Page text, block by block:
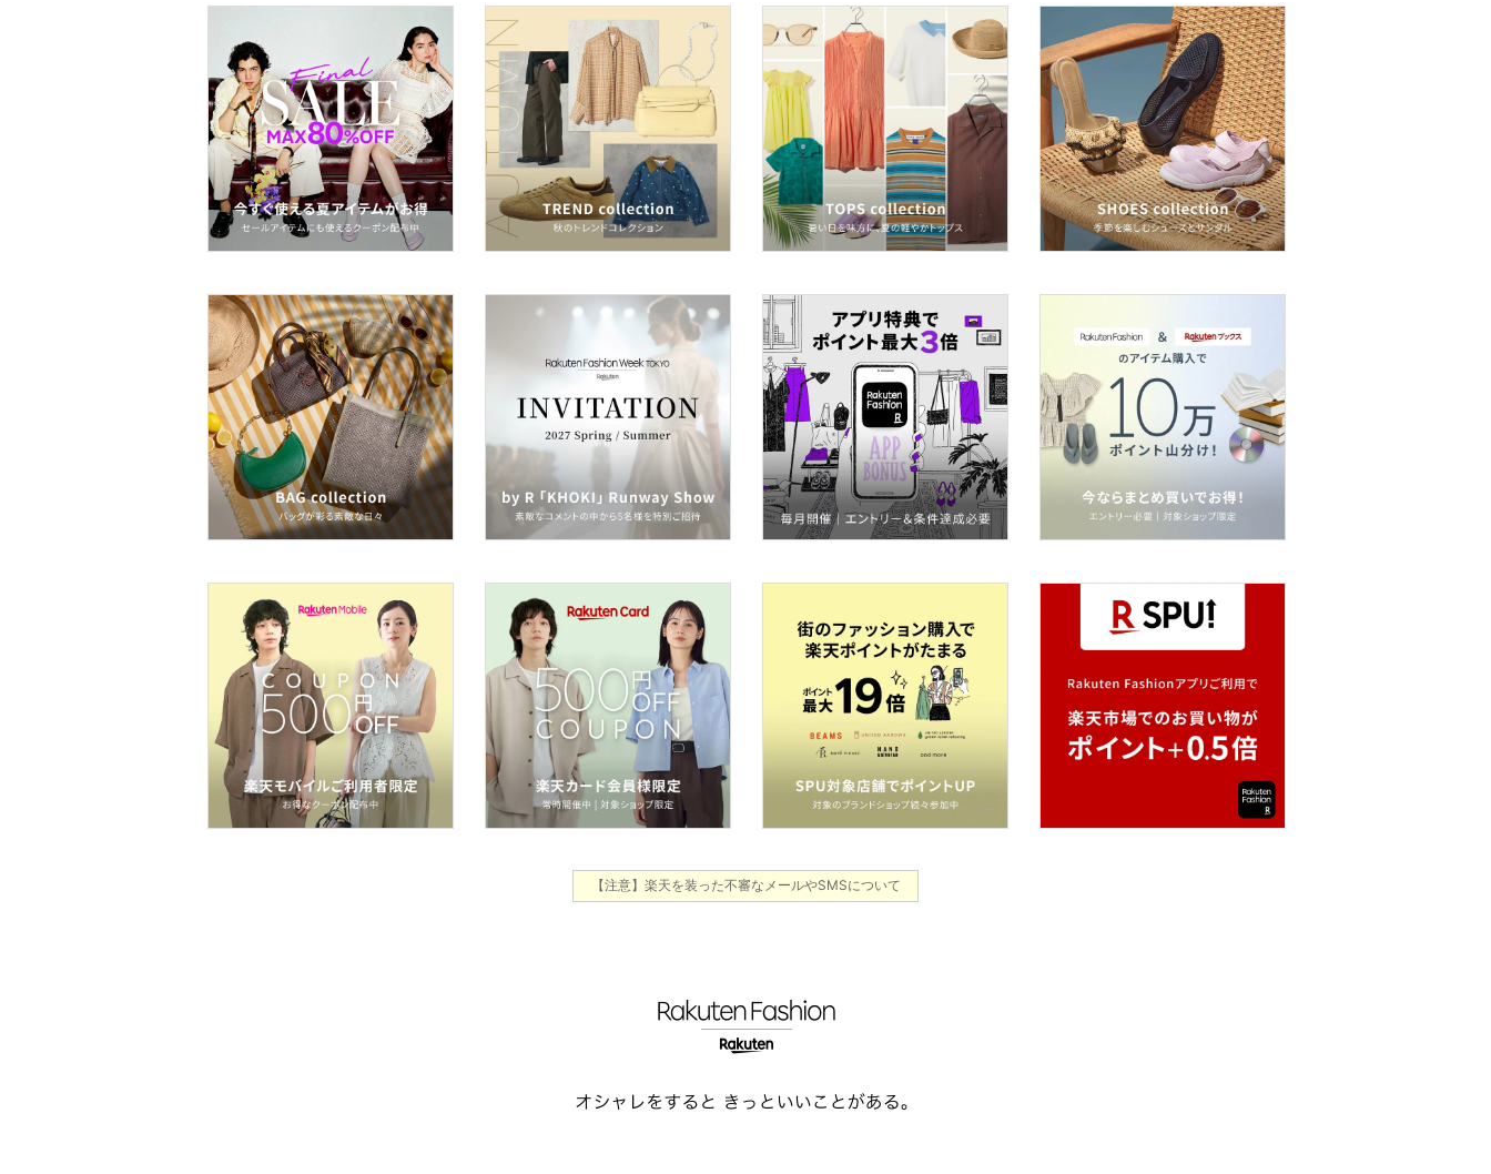
食器・調理器具・キッチ
ン用品
インテリア・生活雑貨
スマホグッズ・オーディ
オ機器
スポーツ・アウトドア用
文房具
ペット用品
福袋・ギフト・その他
【注意】楽天を装った不審なメールやSMSについて